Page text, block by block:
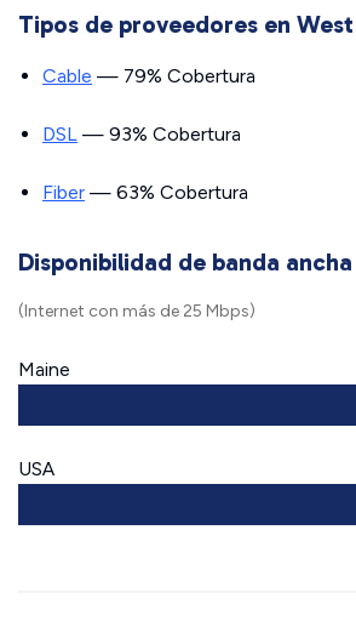
Tipos de proveedores en
Cable — 79% Cobertura
DSL — 93% Cobertura
Fiber — 63% Cobertura
Disponibilidad de banda ancha
(Internet con más de 25 Mbps)
Maine
USA